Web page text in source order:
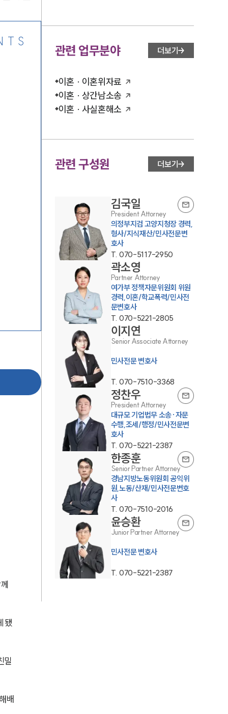
그룹소개
그룹소개
대륜의 강점
오시는 길
글로벌 파트너 로펌
고객의 소리
통합검색
AI대륜
업무사례
주요 업무사례
사례분석/최신동향
됐
밀
배
관련 업무분야 더보기
이혼 · 이혼위자료
이혼 · 상간남소송
이혼 · 사실혼해소
관련 구성원 더보기
김국일
President Attorney
의정부지검 고양지청장 경력,
형사/지식재산/민사전문변
호사
T. 070-5117-2950
곽소영
Partner Attorney
여가부 정책자문위원회 위원
경력,이혼/학교폭력/민사전
문변호사
T. 070-5221-2805
이지연
Senior Associate Attorney
민사전문 변호사
T. 070-7510-3368
정찬우
President Attorney
대규모 기업법무 소송·자문
수행,조세/행정/민사전문변
호사
T. 070-5221-2387
한종훈
Senior Partner Attorney
경남지방노동위원회 공익위
원,노동/산재/민사전문변호
사
T. 070-7510-2016
윤승환
Junior Partner Attorney
민사전문 변호사
T. 070-5221-2387